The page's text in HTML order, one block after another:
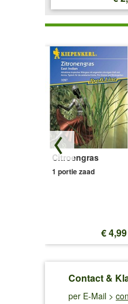
Citroengras
1 portie zaad
€ 4,99
Contact &
per E-Mail >